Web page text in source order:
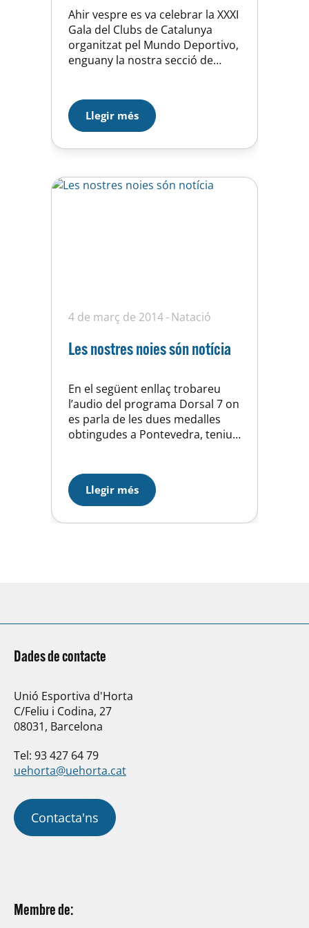
Ahir vespre es va celebrar la XXXI
Gala del Clubs de Catalunya
organitzat pel Mundo Deportivo,
enguany la nostra secció de
premi els nostres companys de
la secció de bàsquet i de hokei.
Premi molt merescut per la gran
temporada feta que a més va…
Llegir més
4 de març de 2014 Natació
Les nostres noies són notícia
En el següent enllaç trobareu
l’audio del programa Dorsal 7 on
es parla de les dues medalles
obtingudes a Pontevedra, teniu
http://www.ivoox.com/districte-
7-dorsal-7-03-03-14-audios-
mp3_rf_2885287_1.html?
autoplay=1
Llegir més
Dades de contacte
Unió Esportiva d'Horta
C/Feliu i Codina, 27
08031, Barcelona
Tel: 93 427 64 79
uehorta@uehorta.cat
Contacta'ns
Membre de: